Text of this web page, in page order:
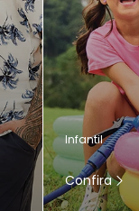
Infantil
Confira